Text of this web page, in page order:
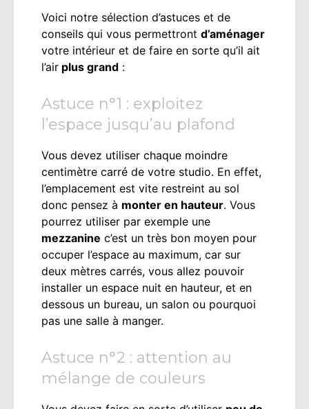
Voici notre sélection d’astuces et de
conseils qui vous permettront d’aménager
votre intérieur et de faire en sorte qu’il ait
l’air plus grand :
Astuce n°1 : exploitez
l’espace jusqu’au plafond
Vous devez utiliser chaque moindre
centimètre carré de votre studio. En effet,
l’emplacement est vite restreint au sol
donc pensez à monter en hauteur. Vous
pourrez utiliser par exemple une
mezzanine c’est un très bon moyen pour
occuper l’espace au maximum, car sur
deux mètres carrés, vous allez pouvoir
installer un espace nuit en hauteur, et en
dessous un bureau, un salon ou pourquoi
pas une salle à manger.
Astuce n°2 : attention au
mélange de couleurs